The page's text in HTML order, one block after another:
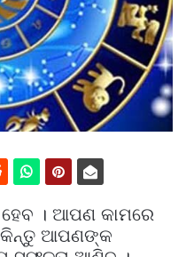
। ଆପଣ କାମରେ
କିନ୍ତୁ ଆପଣଙ୍କ